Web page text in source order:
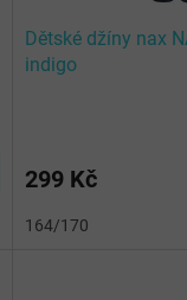
Dětské džíny nax
indigo
299 Kč
164/170